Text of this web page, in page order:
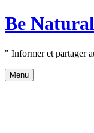
Aller
au
Be
" Informer et partager
Menu